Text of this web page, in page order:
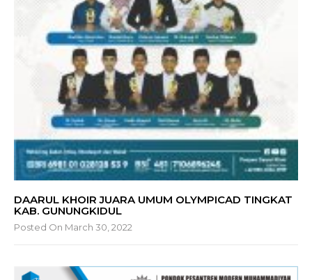
DAARUL KHOIR JUARA UMUM OLYMPICAD TINGKAT
KAB. GUNUNGKIDUL
Posted On March 30, 2022